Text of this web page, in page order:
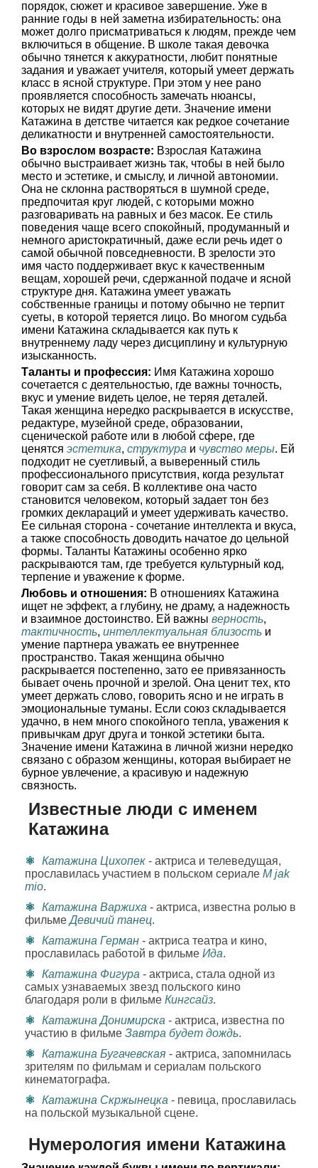
порядок, сюжет и красивое завершение. Уже в
ранние годы в ней заметна избирательность: она
может долго присматриваться к людям, прежде чем
включиться в общение. В школе такая девочка
обычно тянется к аккуратности, любит понятные
задания и уважает учителя, который умеет держать
класс в ясной структуре. При этом у нее рано
проявляется способность замечать нюансы,
которых не видят другие дети. Значение имени
Катажина в детстве читается как редкое сочетание
деликатности и внутренней самостоятельности.
Во взрослом возрасте: Взрослая Катажина
обычно выстраивает жизнь так, чтобы в ней было
место и эстетике, и смыслу, и личной автономии.
Она не склонна растворяться в шумной среде,
предпочитая круг людей, с которыми можно
разговаривать на равных и без масок. Ее стиль
поведения чаще всего спокойный, продуманный и
немного аристократичный, даже если речь идет о
самой обычной повседневности. В зрелости это
имя часто поддерживает вкус к качественным
вещам, хорошей речи, сдержанной подаче и ясной
структуре дня. Катажина умеет уважать
собственные границы и потому обычно не терпит
суеты, в которой теряется лицо. Во многом судьба
имени Катажина складывается как путь к
внутреннему ладу через дисциплину и культурную
изысканность.
Таланты и профессия: Имя Катажина хорошо
сочетается с деятельностью, где важны точность,
вкус и умение видеть целое, не теряя деталей.
Такая женщина нередко раскрывается в искусстве,
редактуре, музейной среде, образовании,
сценической работе или в любой сфере, где
ценятся эстетика, структура и чувство меры. Ей
подходит не суетливый, а выверенный стиль
профессионального присутствия, когда результат
говорит сам за себя. В коллективе она часто
становится человеком, который задает тон без
громких деклараций и умеет удерживать качество.
Ее сильная сторона - сочетание интеллекта и вкуса,
а также способность доводить начатое до цельной
формы. Таланты Катажины особенно ярко
раскрываются там, где требуется культурный код,
терпение и уважение к форме.
Любовь и отношения: В отношениях Катажина
ищет не эффект, а глубину, не драму, а надежность
и взаимное достоинство. Ей важны верность,
тактичность, интеллектуальная близость и
умение партнера уважать ее внутреннее
пространство. Такая женщина обычно
раскрывается постепенно, зато ее привязанность
бывает очень прочной и зрелой. Она ценит тех, кто
умеет держать слово, говорить ясно и не играть в
эмоциональные туманы. Если союз складывается
удачно, в нем много спокойного тепла, уважения к
привычкам друг друга и тонкой эстетики быта.
Значение имени Катажина в личной жизни нередко
связано с образом женщины, которая выбирает не
бурное увлечение, а красивую и надежную
связность.
Известные люди с именем
Катажина
Катажина Цихопек - актриса и телеведущая,
прославилась участием в польском сериале М jak
mio.
Катажина Варжиха - актриса, известна ролью в
фильмеДевичий танец.
Катажина Герман - актриса театра и кино,
прославилась работой в фильме Ида.
Катажина Фигура - актриса, стала одной из
самых узнаваемых звезд польского кино
благодаря роли в фильме Кингсайз.
Катажина Донимирска - актриса, известна по
участию в фильме Завтра будет дождь.
Катажина Бугачевская - актриса, запомнилась
зрителям по фильмам и сериалам польского
кинематографа.
Катажина Скржынецка - певица, прославилась
на польской музыкальной сцене.
Нумерология имени Катажина